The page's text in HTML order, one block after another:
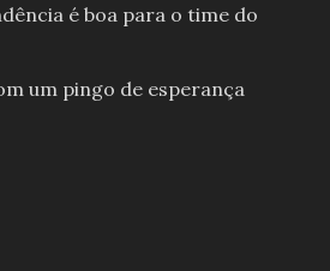
é boa para o time do
um pingo de esperança